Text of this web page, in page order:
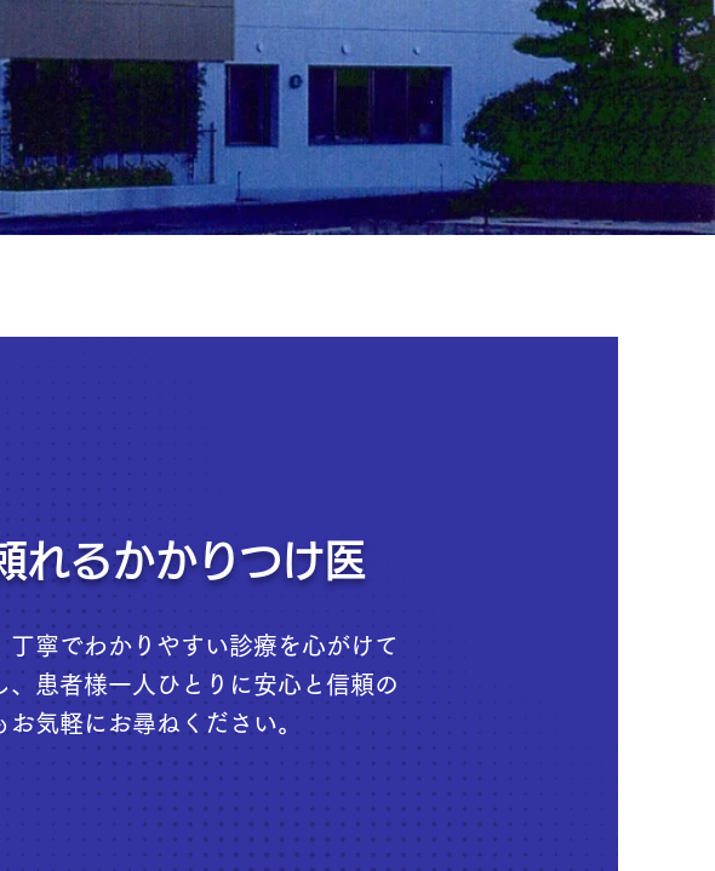
れるかかりつけ医
寧でわかりやすい診療を心がけて
患者様一人ひとりに安心と信頼の
気軽にお尋ねください。